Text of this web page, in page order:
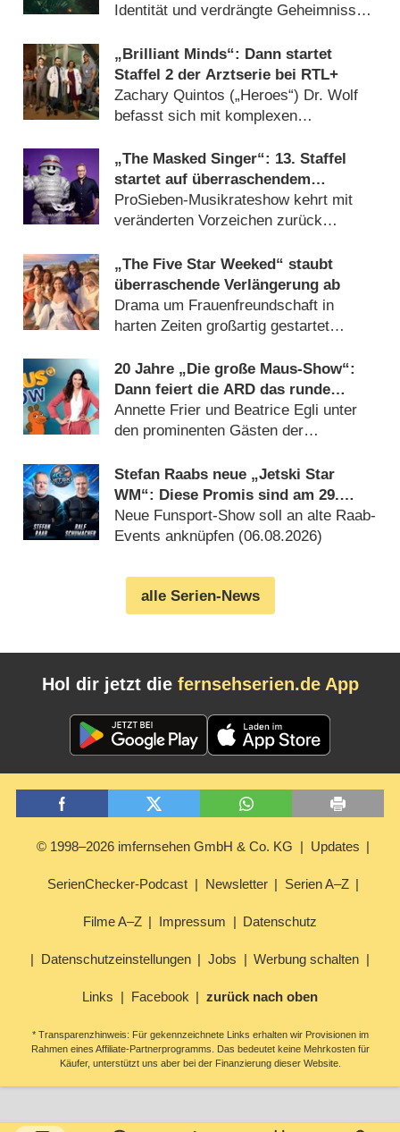
Identität und verdrängte Geheimnisse
„Brilliant Minds“: Dann startet
Staffel 2 der Arztserie bei RTL+
Zachary Quintos („Heroes“) Dr. Wolf
befasst sich mit komplexen
„The Masked Singer“: 13. Staffel
startet auf überraschendem
Sendeplatz und viel früher als
zuletzt
ProSieben-Musikrateshow kehrt mit
veränderten Vorzeichen zurück
„The Five Star Weeked“ staubt
überraschende Verlängerung ab
Drama um Frauenfreundschaft in
harten Zeiten großartig gestartet
20 Jahre „Die große Maus-Show“:
Dann feiert die ARD das runde
Jubiläum
Annette Frier und Beatrice Egli unter
den prominenten Gästen der
Stefan Raabs neue „Jetski Star
WM“: Diese Promis sind am 29.
August 2026 dabei
Neue Funsport-Show soll an alte Raab-
Events anknüpfen (06.08.2026)
alle Serien-News
Hol dir jetzt die fernsehserien.de App
© 1998–2026 imfernsehen GmbH & Co. KG Updates
SerienChecker-Podcast Newsletter Serien A–Z
Filme A–Z Impressum Datenschutz
Datenschutzeinstellungen Jobs Werbung schalten
Links Facebook zurück nach oben
* Transparenzhinweis: Für gekennzeichnete Links erhalten wir Provisionen im
Rahmen eines Affiliate-Partnerprogramms. Das bedeutet keine Mehrkosten für
Käufer, unterstützt uns aber bei der Finanzierung dieser Website.